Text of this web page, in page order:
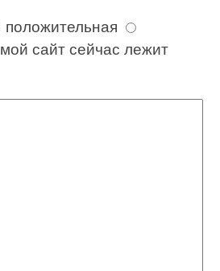
положительная
мой сайт сейчас лежит